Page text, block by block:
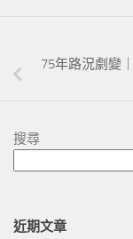
75年路況劇變
搜尋
近期文章